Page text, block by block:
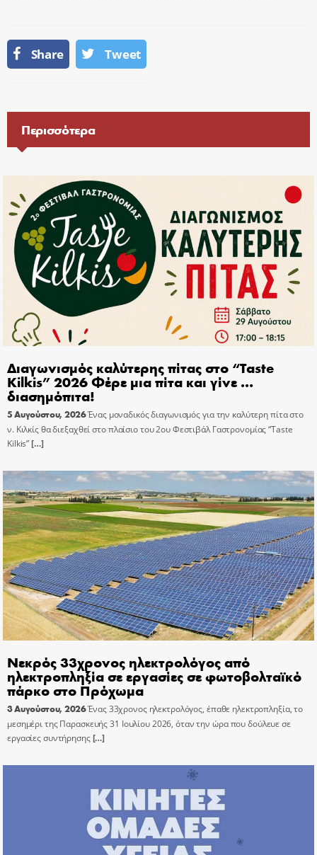
Share Tweet
Περισσότερα
Διαγωνισμός καλύτερης πίτας στο “Taste
Kilkis” 2026 Φέρε μια πίτα και γίνε …
διασημόπιτα!
5 Αυγούστου, 2026Ένας μοναδικός διαγωνισμός για την καλύτερη πίτα στο
ν. Κιλκίς θα διεξαχθεί στο πλαίσιο του 2ου Φεστιβάλ Γαστρονομίας “Taste
Kilkis”[…]
Νεκρός 33χρονος ηλεκτρολόγος από
ηλεκτροπληξία σε εργασίες σε φωτοβολταϊκό
πάρκο στο Πρόχωμα
3 Αυγούστου, 2026Ένας 33χρονος ηλεκτρολόγος, έπαθε ηλεκτροπληξία, το
μεσημέρι της Παρασκευής 31 Ιουλίου 2026, όταν την ώρα που δούλευε σε
εργασίες συντήρησης[…]